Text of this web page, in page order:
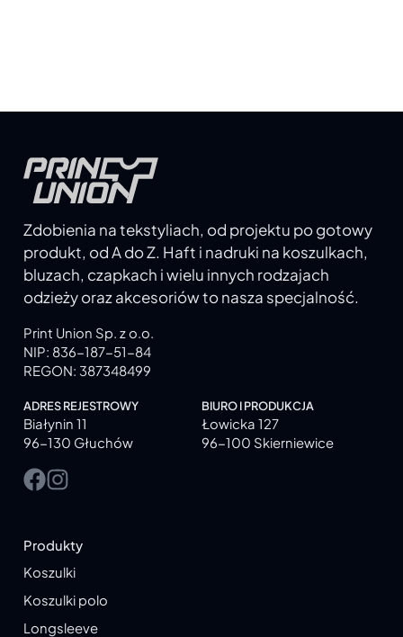
Zdobienia na tekstyliach, od projektu po gotowy
produkt, od A do Z. Haft i nadruki na koszulkach,
bluzach, czapkach i wielu innych rodzajach
odzieży oraz akcesoriów to nasza specjalność.
Print Union Sp. z o.o.
NIP: 836-187-51-84
REGON: 387348499
ADRES REJESTROWY
Białynin 11
96-130 Głuchów
BIURO I PRODUKCJA
Łowicka 127
96-100 Skierniewice
Produkty
Koszulki
Koszulki polo
Longsleeve